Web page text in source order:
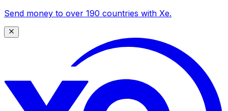
Send money to over 190 countries with Xe.